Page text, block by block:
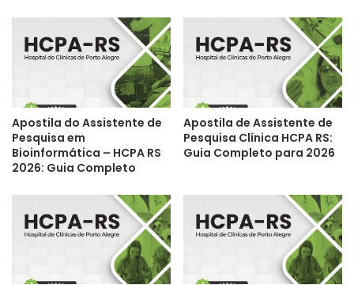
Apostila do Assistente de
Pesquisa em
Bioinformática – HCPA RS
2026: Guia Completo
Apostila de Assistente de
Pesquisa Clínica HCPA RS:
Guia Completo para 2026